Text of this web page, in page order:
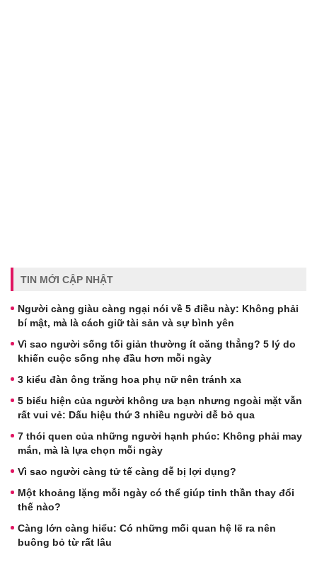
TIN MỚI CẬP NHẬT
Người càng giàu càng ngại nói về 5 điều này: Không phải
bí mật, mà là cách giữ tài sản và sự bình yên
Vì sao người sống tối giản thường ít căng thẳng? 5 lý do
khiến cuộc sống nhẹ đầu hơn mỗi ngày
3 kiểu đàn ông trăng hoa phụ nữ nên tránh xa
5 biểu hiện của người không ưa bạn nhưng ngoài mặt vẫn
rất vui vẻ: Dấu hiệu thứ 3 nhiều người dễ bỏ qua
7 thói quen của những người hạnh phúc: Không phải may
mắn, mà là lựa chọn mỗi ngày
Vì sao người càng tử tế càng dễ bị lợi dụng?
Một khoảng lặng mỗi ngày có thể giúp tinh thần thay đổi
thế nào?
Càng lớn càng hiểu: Có những mối quan hệ lẽ ra nên
buông bỏ từ rất lâu